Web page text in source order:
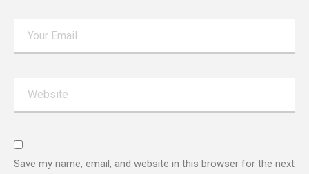
Save my name, email, and website in this browser for the next